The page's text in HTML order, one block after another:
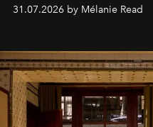
31.07.2026 by Mélanie Read